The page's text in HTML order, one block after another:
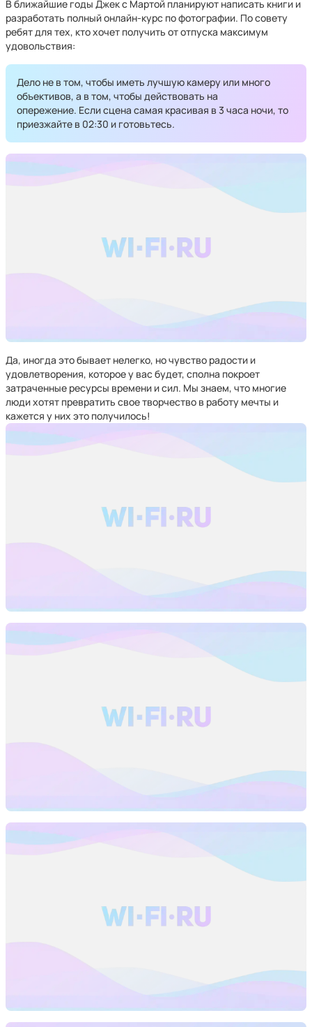
В ближайшие годы Джек с Мартой планируют написать книги и
разработать полный онлайн-курс по фотографии. По совету
ребят для тех, кто хочет получить от отпуска максимум
удовольствия:
Дело не в том, чтобы иметь лучшую камеру или много
объективов, а в том, чтобы действовать на
опережение. Если сцена самая красивая в 3 часа ночи, то
приезжайте в 02:30 и готовьтесь.
Да, иногда это бывает нелегко, но чувство радости и
удовлетворения, которое у вас будет, сполна покроет
затраченные ресурсы времени и сил. Мы знаем, что многие
люди хотят превратить свое творчество в работу мечты и
кажется у них это получилось!